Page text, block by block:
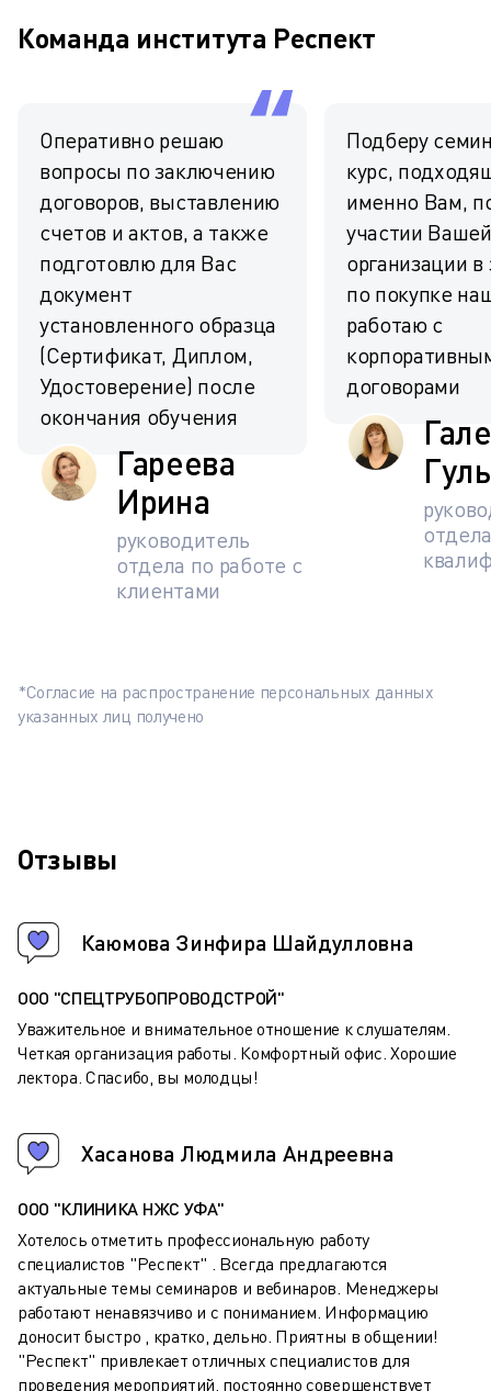
Команда института Респект
Оперативно решаю
вопросы по заключению
договоров, выставлению
счетов и актов, а также
подготовлю для Вас
документ
установленного образца
(Сертификат, Диплом,
Удостоверение) после
окончания обучения
Гареева
Ирина
руководитель
отдела по работе с
клиентами
Подберу
курс,
именно Вам,
участии Вашей
организации в
по покупке
работаю с
договорами
*Согласие на распространение персональных данных
указанных лиц получено
Отзывы
Каюмова Зинфира Шайдулловна
ООО "СПЕЦТРУБОПРОВОДСТРОЙ"
Уважительное и внимательное отношение к слушателям.
Четкая организация работы. Комфортный офис. Хорошие
лектора. Спасибо, вы молодцы!
Хасанова Людмила Андреевна
ООО "КЛИНИКА НЖС УФА"
Хотелось отметить профессиональную работу
специалистов "Респект" . Всегда предлагаются
актуальные темы семинаров и вебинаров. Менеджеры
работают ненавязчиво и с пониманием. Информацию
доносит быстро , кратко, дельно. Приятны в общении!
"Респект" привлекает отличных специалистов для
проведения мероприятий, постоянно совершенствует